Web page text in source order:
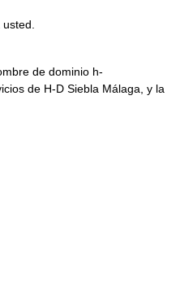
de dominio h-
de H-D Siebla Málaga, y la